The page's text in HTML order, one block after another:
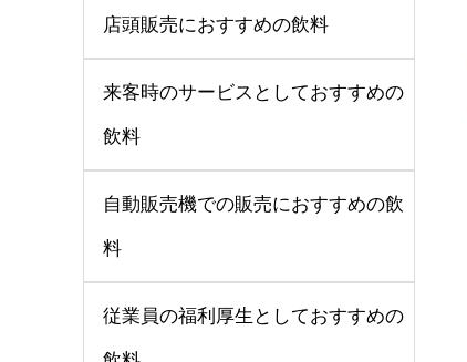
店頭販売におすすめの飲料
来客時のサービスとしておすすめの
飲料
自動販売機での販売におすすめの飲
料
従業員の福利厚生としておすすめの